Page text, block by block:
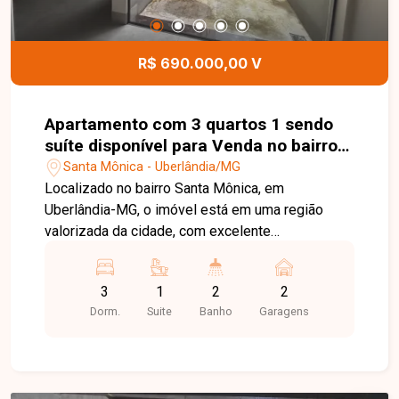
oportunidade tanto para moradia quanto para
investimento, em uma região com grande oferta
de comércios e serviços. Analisa permuta. Entre
em contato para mais informações e agende sua
R$ 690.000,00 V
Apartamento com 3 quartos 1 sendo
suíte disponível para Venda no bairro
Santa Mônica em Uberlândia-MG
Santa Mônica - Uberlândia/MG
Localizado no bairro Santa Mônica, em
Uberlândia-MG, o imóvel está em uma região
valorizada da cidade, com excelente
escolas, farmácias, restaurantes e diversos
comércios. O bairro também oferece fácil acesso
às principais avenidas, proporcionando
3
Dorm.
1
Suite
2
Banho
2
Garagens